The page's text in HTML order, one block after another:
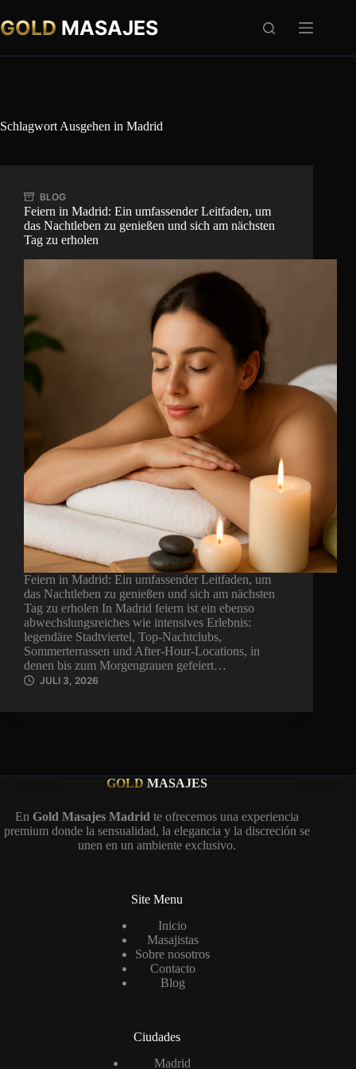
Inhalt
springen
GOLD MASAJES
Schlagwort Ausgehen in Madrid
BLOG
Feiern in Madrid: Ein umfassender Leitfaden, um
das Nachtleben zu genießen und sich am nächsten
Tag zu erholen
Feiern in Madrid: Ein umfassender Leitfaden, um
das Nachtleben zu genießen und sich am nächsten
Tag zu erholen In Madrid feiern ist ein ebenso
abwechslungsreiches wie intensives Erlebnis:
legendäre Stadtviertel, Top-Nachtclubs,
Sommerterrassen und After-Hour-Locations, in
denen bis zum Morgengrauen gefeiert…
JULI 3, 2026
GOLD MASAJES
En Gold Masajes Madrid te ofrecemos una experiencia
premium donde la sensualidad, la elegancia y la discreción se
unen en un ambiente exclusivo.
Site Menu
Inicio
Masajistas
Sobre nosotros
Contacto
Blog
Ciudades
Madrid